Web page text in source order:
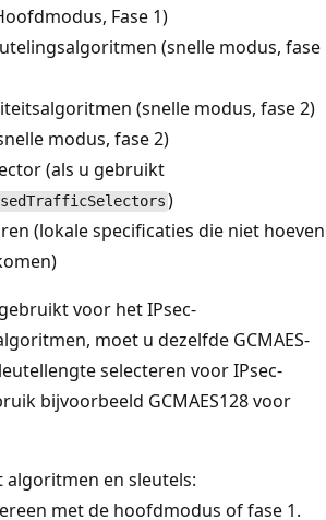
Fase 1)
(snelle modus, fase
(snelle modus, fase 2)
modus, fase 2)
(als u gebruikt
)
(lokale specificaties die niet hoeven
voor het IPsec-
moet u dezelfde GCMAES-
selecteren voor IPsec-
bijvoorbeeld GCMAES128 voor
algoritmen en sleutels:
met de hoofdmodus of fase 1.